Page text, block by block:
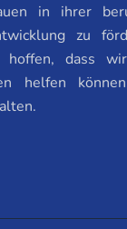
in ihrer
zu
hoffen, dass
helfen